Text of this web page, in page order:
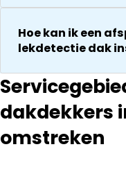
Hoe kan ik een
lekdetectie dak
dakdekkers
omstreken